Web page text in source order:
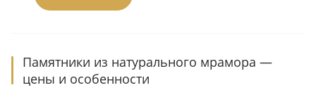
Памятники из натурального мрамора —
цены и особенности